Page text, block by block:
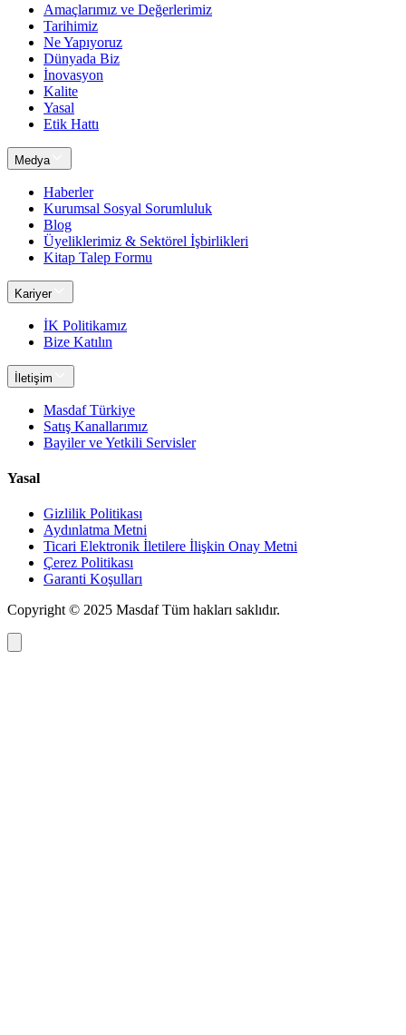
Amaçlarımız ve Değerlerimiz
Tarihimiz
Ne Yapıyoruz
Dünyada Biz
İnovasyon
Kalite
Yasal
Etik Hattı
Medya
Haberler
Kurumsal Sosyal Sorumluluk
Blog
Üyeliklerimiz & Sektörel İşbirlikleri
Kitap Talep Formu
Kariyer
İK Politikamız
Bize Katılın
İletişim
Masdaf Türkiye
Satış Kanallarımız
Bayiler ve Yetkili Servisler
Yasal
Gizlilik Politikası
Aydınlatma Metni
Ticari Elektronik İletilere İlişkin Onay Metni
Çerez Politikası
Garanti Koşulları
Copyright © 2025 MasdafTüm hakları saklıdır.